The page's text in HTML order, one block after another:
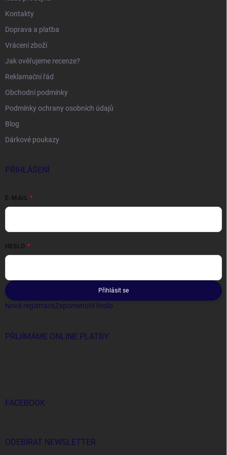
Kontakty
Doprava a platba
Vrácení zboží
Jak ověřujeme recenze?
Reklamační řád
Obchodní podmínky
Podmínky ochrany osobních údajů
Blog
Dárkové poukazy
PŘIHLÁŠENÍ
E-MAIL
HESLO
Přihlásit se
Nová registraceZapomenuté heslo
PŘIJÍMÁME ONLINE PLATBY
FACEBOOK
ODEBÍRAT NEWSLETTER